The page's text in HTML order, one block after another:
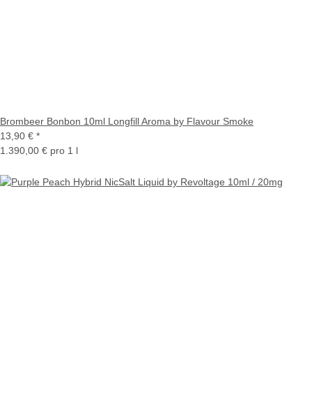
Brombeer Bonbon 10ml Longfill Aroma by Flavour Smoke
13,90 € *
1.390,00 € pro 1 l